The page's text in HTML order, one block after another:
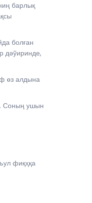
барлық
болған
дәўиринде,
өз алдына
Соның ушын
фиқҳқа